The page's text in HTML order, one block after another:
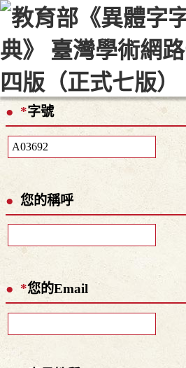
::: 最新消息 常見問題 編輯說明
顯示模式
網站導覽
*字號
您的稱呼
*您的Email